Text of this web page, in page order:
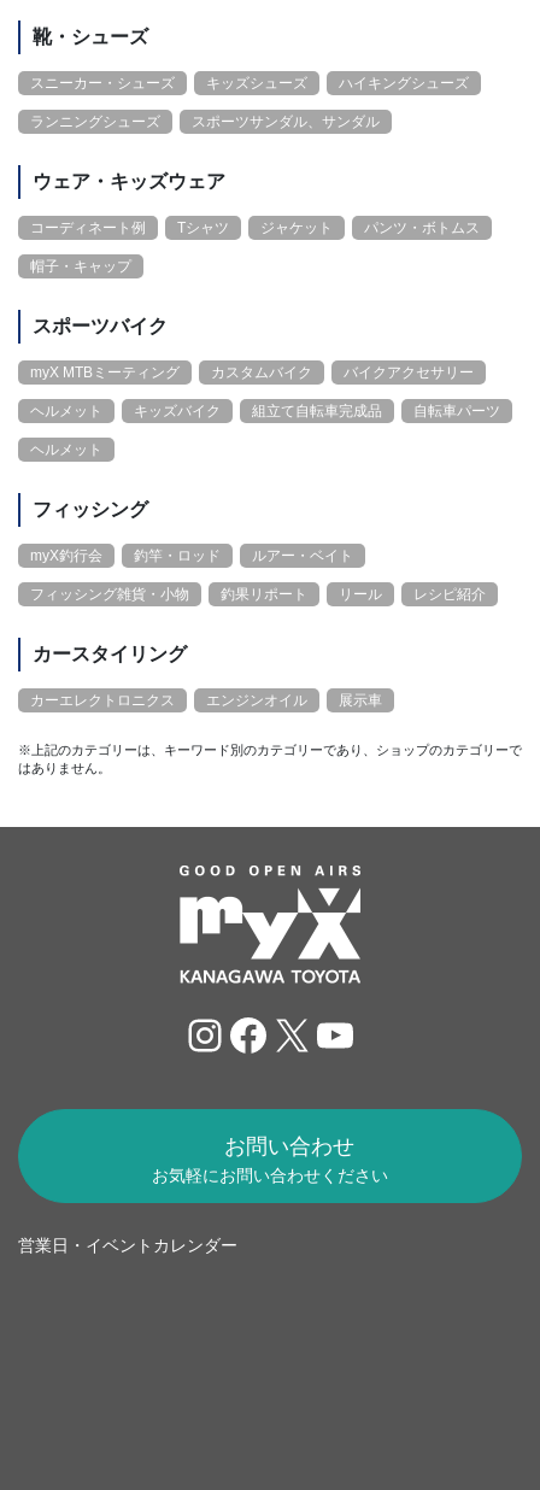
靴・シューズ
スニーカー・シューズ キッズシューズ ハイキングシューズ
ランニングシューズ スポーツサンダル、サンダル
ウェア・キッズウェア
コーディネート例 Tシャツ ジャケット パンツ・ボトムス
帽子・キャップ
スポーツバイク
myX MTBミーティング カスタムバイク バイクアクセサリー
ヘルメット キッズバイク 組立て自転車完成品 自転車パーツ
ヘルメット
フィッシング
myX釣行会 釣竿・ロッド ルアー・ベイト
フィッシング雑貨・小物 釣果リポート リール レシピ紹介
カースタイリング
カーエレクトロニクス エンジンオイル 展示車
※上記のカテゴリーは、キーワード別のカテゴリーであり、ショップのカテゴリーで
はありません。
Instagram
Facebook
X YouTube
お問い合わせ
お気軽にお問い合わせください
営業日・イベントカレンダー